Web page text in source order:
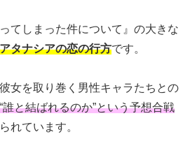
てしまった件について』の大きな
アタナシアの恋の行方です。
女を取り巻く男性キャラたちとの
“誰と結ばれるのか”という予想合戦
れています。